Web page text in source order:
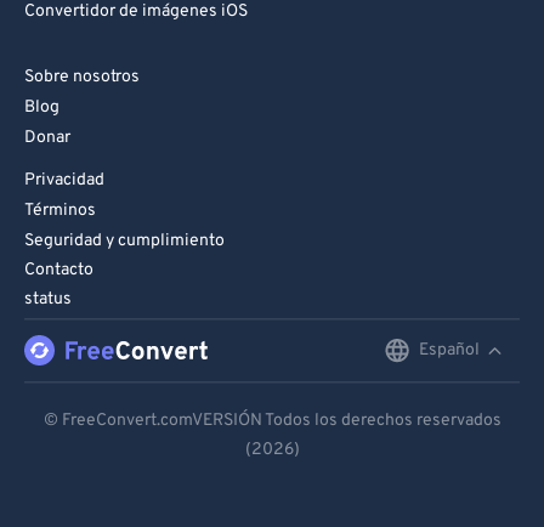
Convertidor de imágenes iOS
Sobre nosotros
Blog
Donar
Privacidad
Términos
Seguridad y cumplimiento
Contacto
status
Español
Español
© FreeConvert.comVERSIÓN Todos los derechos reservados
(2026)